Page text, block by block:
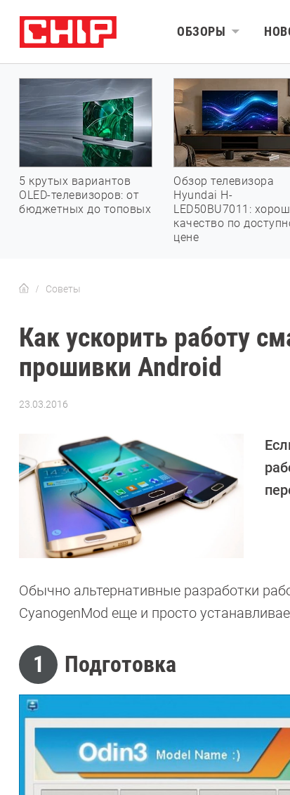
ОБЗОРЫ
5 крутых вариантов
OLED-телевизоров: от
бюджетных до топовых
Обзор телевизора
Hyundai H-
LED50BU7011:
качество по
цене
Советы
Как ускорить работу
прошивки Android
23.03.2016
Обычно альтернативные разработки
CyanogenMod еще и просто
1 Подготовка